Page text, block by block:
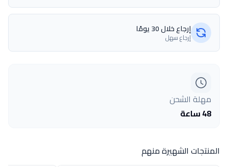
إرجاع خلال 30 يومًا
إرجاع سهل
مهلة الشحن
48 ساعة
المنتجات الشهيرة منهم